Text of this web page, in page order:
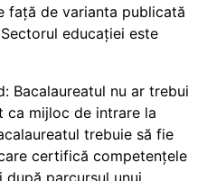
față de varianta publicată
educației este
Bacalaureatul nu ar trebui
ca mijloc de intrare la
trebuie să fie
certifică competențele
după parcursul unui